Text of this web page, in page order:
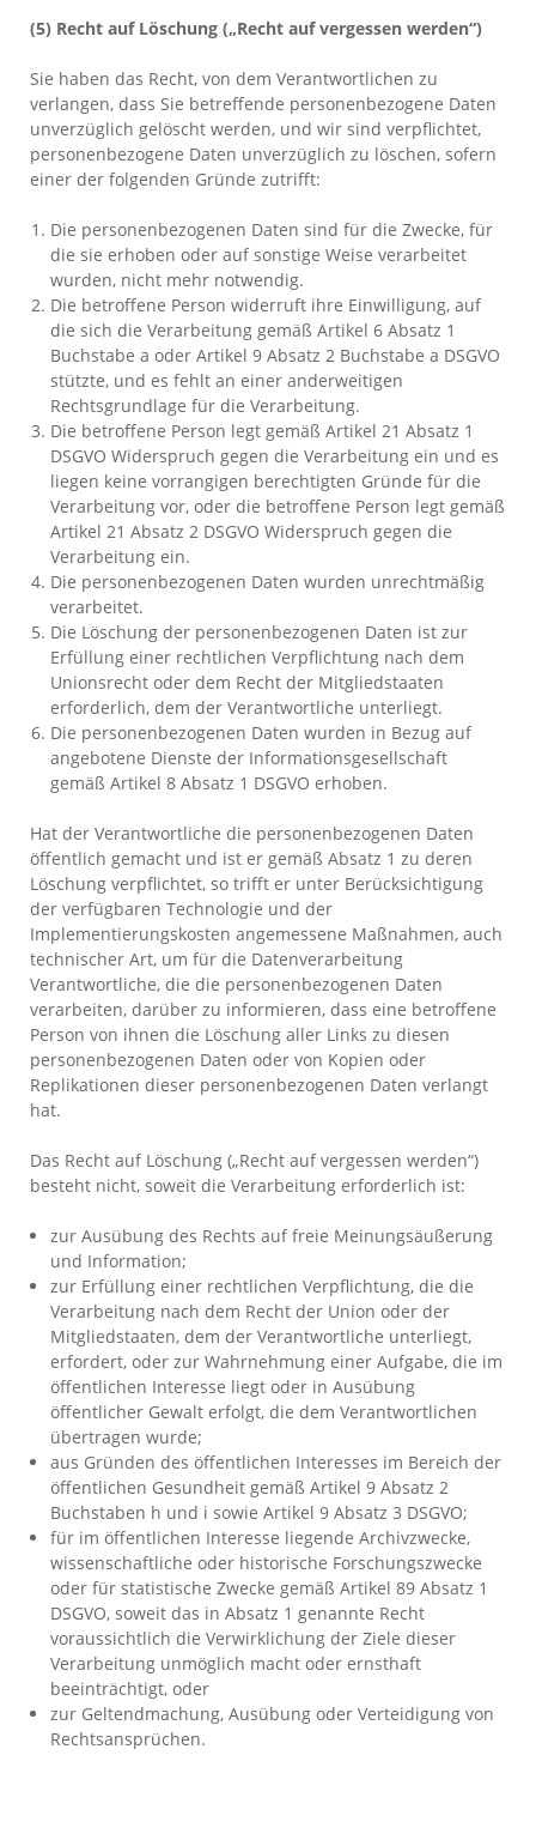
(5) Recht auf Löschung („Recht auf vergessen werden“)
Sie haben das Recht, von dem Verantwortlichen zu
verlangen, dass Sie betreffende personenbezogene Daten
unverzüglich gelöscht werden, und wir sind verpflichtet,
personenbezogene Daten unverzüglich zu löschen, sofern
einer der folgenden Gründe zutrifft:
Die personenbezogenen Daten sind für die Zwecke, für
die sie erhoben oder auf sonstige Weise verarbeitet
wurden, nicht mehr notwendig.
Die betroffene Person widerruft ihre Einwilligung, auf
die sich die Verarbeitung gemäß Artikel 6 Absatz 1
Buchstabe a oder Artikel 9 Absatz 2 Buchstabe a DSGVO
stützte, und es fehlt an einer anderweitigen
Rechtsgrundlage für die Verarbeitung.
Die betroffene Person legt gemäß Artikel 21 Absatz 1
DSGVO Widerspruch gegen die Verarbeitung ein und es
liegen keine vorrangigen berechtigten Gründe für die
Verarbeitung vor, oder die betroffene Person legt gemäß
Artikel 21 Absatz 2 DSGVO Widerspruch gegen die
Verarbeitung ein.
Die personenbezogenen Daten wurden unrechtmäßig
verarbeitet.
Die Löschung der personenbezogenen Daten ist zur
Erfüllung einer rechtlichen Verpflichtung nach dem
Unionsrecht oder dem Recht der Mitgliedstaaten
erforderlich, dem der Verantwortliche unterliegt.
Die personenbezogenen Daten wurden in Bezug auf
angebotene Dienste der Informationsgesellschaft
gemäß Artikel 8 Absatz 1 DSGVO erhoben.
Hat der Verantwortliche die personenbezogenen Daten
öffentlich gemacht und ist er gemäß Absatz 1 zu deren
Löschung verpflichtet, so trifft er unter Berücksichtigung
der verfügbaren Technologie und der
Implementierungskosten angemessene Maßnahmen, auch
technischer Art, um für die Datenverarbeitung
Verantwortliche, die die personenbezogenen Daten
verarbeiten, darüber zu informieren, dass eine betroffene
Person von ihnen die Löschung aller Links zu diesen
personenbezogenen Daten oder von Kopien oder
Replikationen dieser personenbezogenen Daten verlangt
hat.
Das Recht auf Löschung („Recht auf vergessen werden“)
besteht nicht, soweit die Verarbeitung erforderlich ist:
zur Ausübung des Rechts auf freie Meinungsäußerung
und Information;
zur Erfüllung einer rechtlichen Verpflichtung, die die
Verarbeitung nach dem Recht der Union oder der
Mitgliedstaaten, dem der Verantwortliche unterliegt,
erfordert, oder zur Wahrnehmung einer Aufgabe, die im
öffentlichen Interesse liegt oder in Ausübung
öffentlicher Gewalt erfolgt, die dem Verantwortlichen
übertragen wurde;
aus Gründen des öffentlichen Interesses im Bereich der
öffentlichen Gesundheit gemäß Artikel 9 Absatz 2
Buchstaben h und i sowie Artikel 9 Absatz 3 DSGVO;
für im öffentlichen Interesse liegende Archivzwecke,
wissenschaftliche oder historische Forschungszwecke
oder für statistische Zwecke gemäß Artikel 89 Absatz 1
DSGVO, soweit das in Absatz 1 genannte Recht
voraussichtlich die Verwirklichung der Ziele dieser
Verarbeitung unmöglich macht oder ernsthaft
beeinträchtigt, oder
zur Geltendmachung, Ausübung oder Verteidigung von
Rechtsansprüchen.